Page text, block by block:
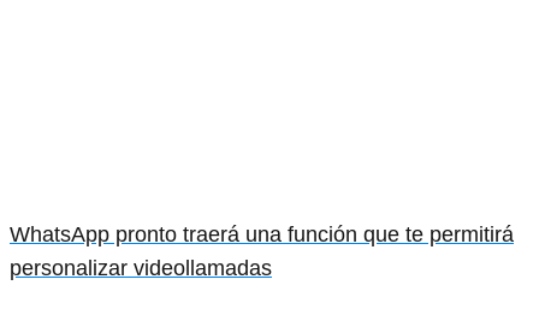
WhatsApp pronto traerá una función que te permitirá
personalizar videollamadas